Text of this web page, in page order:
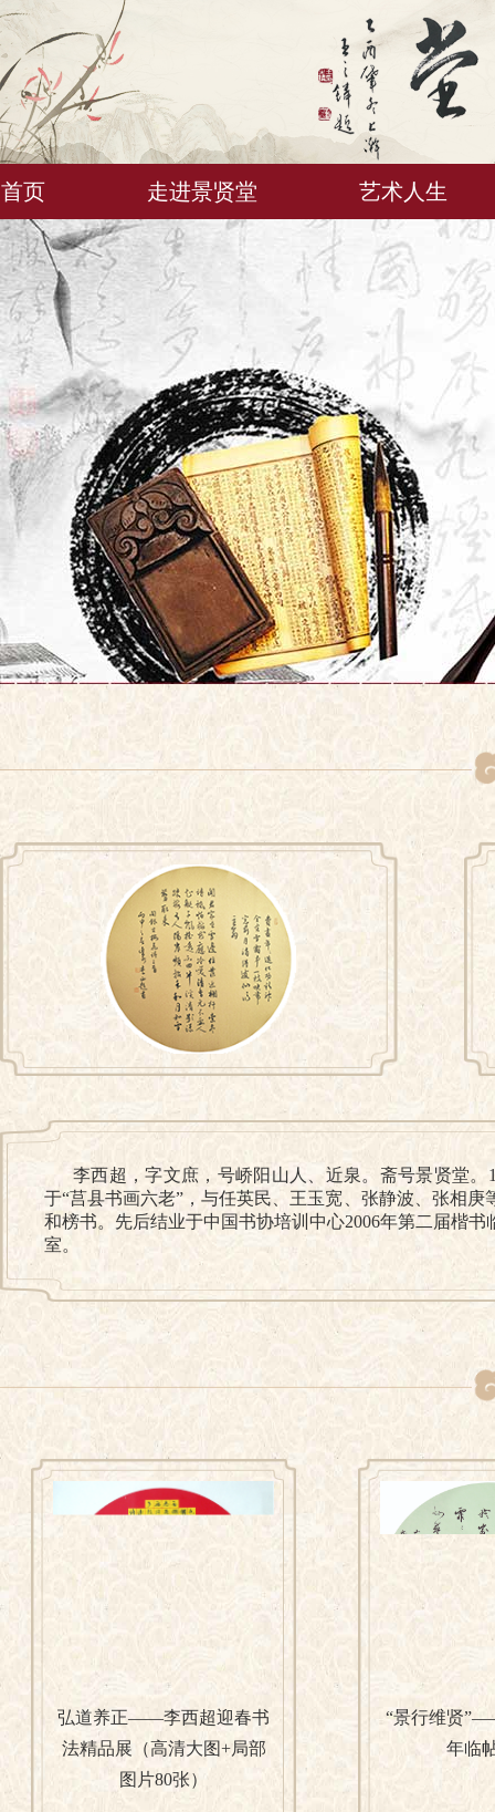
首页 走进景贤堂 艺术人生
李西超，字文庶，号峤阳山人、近泉。斋号景贤堂。
于“莒县书画六老”，与任英民、王玉宽、张静波、张相
和榜书。先后结业于中国书协培训中心2006年第二届楷
室。
弘道养正——李西超迎春书
法精品展（高清大图+局部
图片80张）
“景行维贤
年临